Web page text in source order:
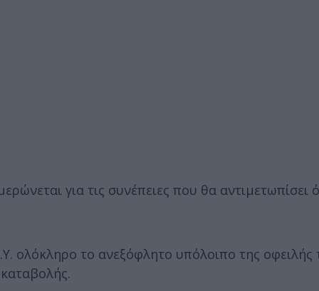
για τις συνέπειες που θα αντιμετωπίσει
ολόκληρο το ανεξόφλητο υπόλοιπο της οφειλής